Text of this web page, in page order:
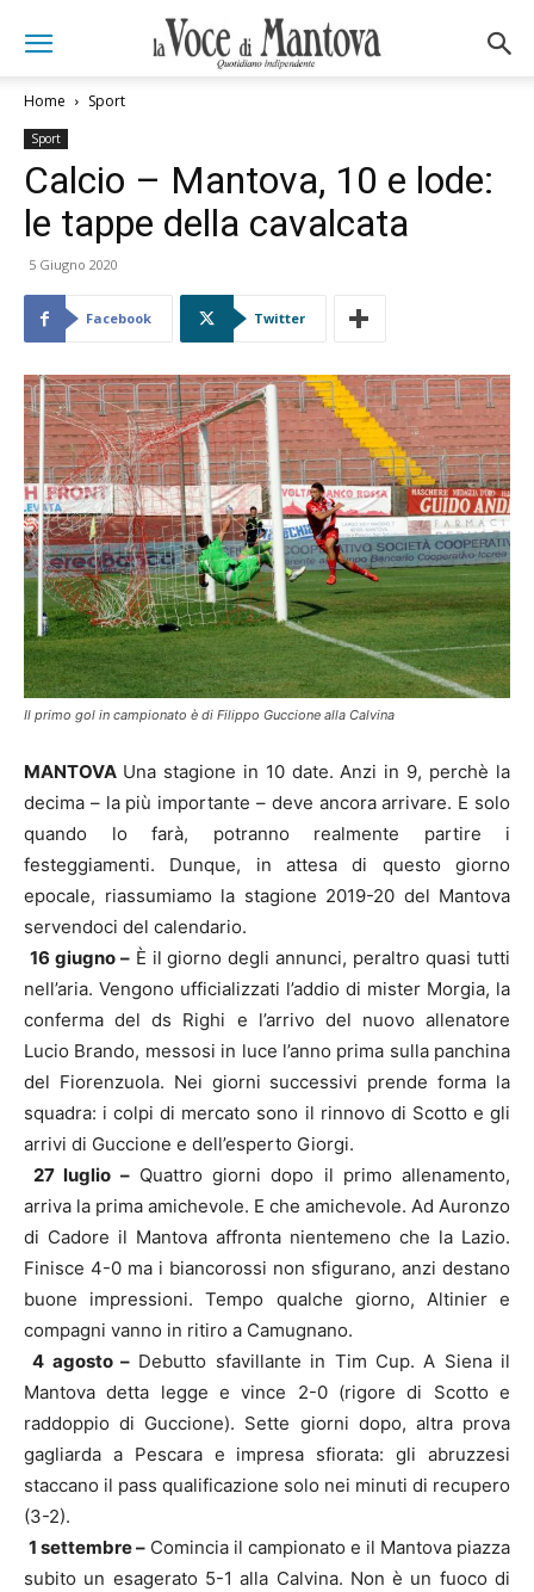
Home Sport
Sport
Calcio – Mantova, 10 e lode:
le tappe della cavalcata
5 Giugno 2020
Facebook Twitter
Il primo gol in campionato è di Filippo Guccione alla Calvina
MANTOVA Una stagione in 10 date. Anzi in 9, perchè la
decima – la più importante – deve ancora arrivare. E solo
quando lo farà, potranno realmente partire i
festeggiamenti. Dunque, in attesa di questo giorno
epocale, riassumiamo la stagione 2019-20 del Mantova
servendoci del calendario.
16 giugno –È il giorno degli annunci, peraltro quasi tutti
nell’aria. Vengono ufficializzati l’addio di mister Morgia, la
conferma del ds Righi e l’arrivo del nuovo allenatore
Lucio Brando, messosi in luce l’anno prima sulla panchina
del Fiorenzuola. Nei giorni successivi prende forma la
squadra: i colpi di mercato sono il rinnovo di Scotto e gli
arrivi di Guccione e dell’esperto Giorgi.
27 luglio –Quattro giorni dopo il primo allenamento,
arriva la prima amichevole. E che amichevole. Ad Auronzo
di Cadore il Mantova affronta nientemeno che la Lazio.
Finisce 4-0 ma i biancorossi non sfigurano, anzi destano
buone impressioni. Tempo qualche giorno, Altinier e
compagni vanno in ritiro a Camugnano.
4 agosto – Debutto sfavillante in Tim Cup. A Siena il
Mantova detta legge e vince 2-0 (rigore di Scotto e
raddoppio di Guccione). Sette giorni dopo, altra prova
gagliarda a Pescara e impresa sfiorata: gli abruzzesi
staccano il pass qualificazione solo nei minuti di recupero
(3-2).
1 settembre – Comincia il campionato e il Mantova piazza
subito un esagerato 5-1 alla Calvina. Non è un fuoco di